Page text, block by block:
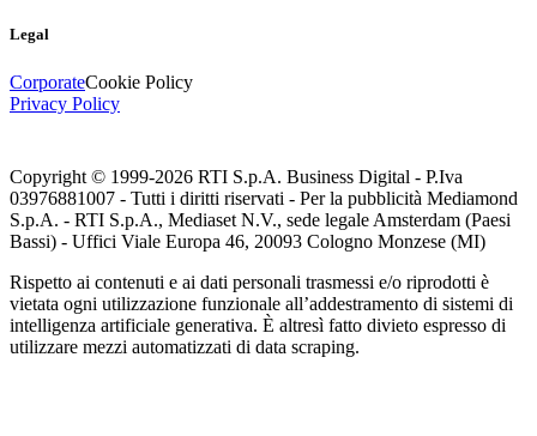
Legal
CorporateCookie Policy
Privacy Policy
Copyright © 1999-2026 RTI S.p.A. Business Digital - P.Iva
03976881007 - Tutti i diritti riservati - Per la pubblicità Mediamond
S.p.A. - RTI S.p.A., Mediaset N.V., sede legale Amsterdam (Paesi
Bassi) - Uffici Viale Europa 46, 20093 Cologno Monzese (MI)
Rispetto ai contenuti e ai dati personali trasmessi e/o riprodotti è
vietata ogni utilizzazione funzionale all’addestramento di sistemi di
intelligenza artificiale generativa. È altresì fatto divieto espresso di
utilizzare mezzi automatizzati di data scraping.